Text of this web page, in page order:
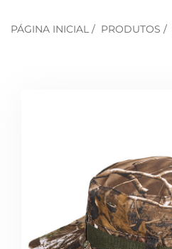
PÁGINA INICIAL / PRODUTOS /